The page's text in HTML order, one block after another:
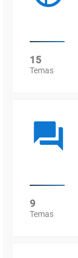
15
Temas
9
Temas